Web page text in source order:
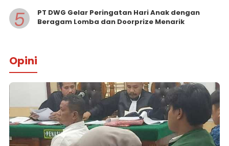
5
PT DWG Gelar Peringatan Hari Anak dengan
Beragam Lomba dan Doorprize Menarik
Opini